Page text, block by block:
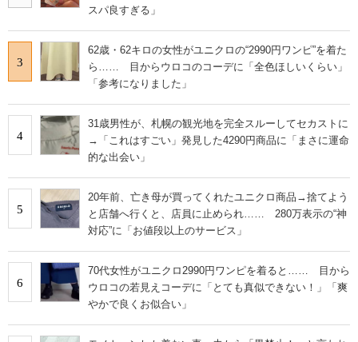
スパ良すぎる」
3
62歳・62キロの女性がユニクロの“2990円ワンピ”を着た
ら…… 目からウロコのコーデに「全色ほしいくらい」
「参考になりました」
4
31歳男性が、札幌の観光地を完全スルーしてセカストに
→「これはすごい」発見した4290円商品に「まさに運命
的な出会い」
5
20年前、亡き母が買ってくれたユニクロ商品→捨てよう
と店舗へ行くと、店員に止められ…… 280万表示の“神
対応”に「お値段以上のサービス」
6
70代女性がユニクロ2990円ワンピを着ると…… 目から
ウロコの若見えコーデに「とても真似できない！」「爽
やかで良くお似合い」